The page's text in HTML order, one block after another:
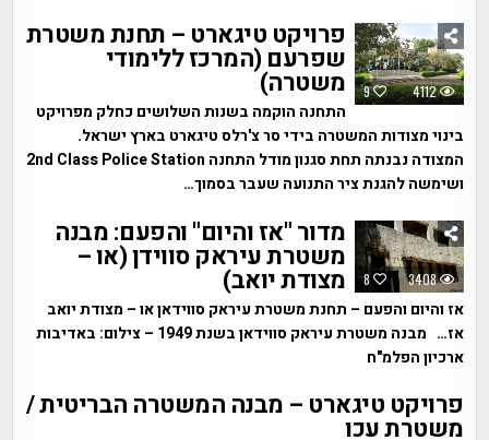
9 4112
פרויקט טיגארט – תחנת משטרת
שפרעם (המרכז ללימודי
משטרה)
התחנה הוקמה בשנות השלושים כחלק מפרויקט
בינוי מצודות המשטרה בידי סר צ'רלס טיגארט בארץ ישראל.
המצודה נבנתה תחת סגנון מודל התחנה 2nd Class Police Station
ושימשה להגנת ציר התנועה שעבר בסמוך…
8 3408
מדור "אז והיום" והפעם: מבנה
משטרת עיראק סווידן (או –
מצודת יואב)
אז והיום והפעם – תחנת משטרת עיראק סווידאן או – מצודת יואב
אז… מבנה משטרת עיראק סווידאן בשנת 1949 – צילום: באדיבות
ארכיון הפלמ"ח
פרויקט טיגארט – מבנה המשטרה הבריטית /
משטרת עכו